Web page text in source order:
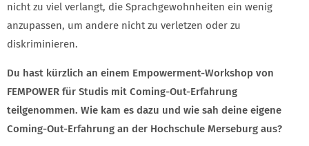
nicht zu viel verlangt, die Sprachgewohnheiten ein wenig
anzupassen, um andere nicht zu verletzen oder zu
diskriminieren.
Du hast kürzlich an einem Empowerment-Workshop von
FEMPOWER für Studis mit Coming-Out-Erfahrung
teilgenommen. Wie kam es dazu und wie sah deine eigene
Coming-Out-Erfahrung an der Hochschule Merseburg aus?